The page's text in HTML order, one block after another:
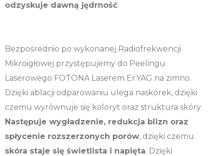
odzyskuje dawną jędrność.
Bezpośrednio po wykonanej Radiofrekwencji
Mikroigłowej przystępujemy do Peelingu
Laserowego FOTONA Laserem Er:YAG na zimno.
Dzięki ablacji odparowaniu ulega naskórek, dzięki
czemu wyrównuje się koloryt oraz struktura skóry.
Następuje wygładzenie, redukcja blizn oraz
spłycenie rozszerzonych porów, dzięki czemu
skóra staje się świetlista i napięta. Dzięki